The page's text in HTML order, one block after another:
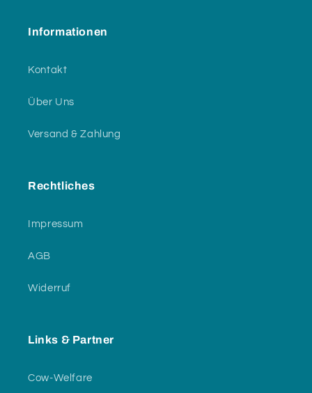
Informationen
Kontakt
Über Uns
Versand & Zahlung
Rechtliches
Impressum
AGB
Widerruf
Links & Partner
Cow-Welfare